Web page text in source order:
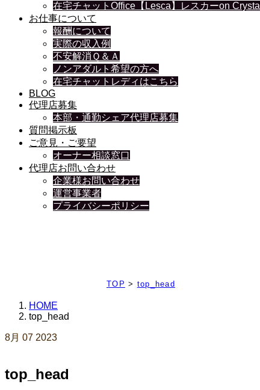
在宅チャットOffice【Lesca】レスカーon Crystal
お仕事について
報酬について
実際の収入例
不安解消Ｑ＆Ａ
ノンアダルト希望の方へ
在宅チャットレディはこちら
BLOG
代理店募集
本部・通勤シェア代理店募集
質問掲示板
ご意見・ご要望
オーナー相談窓口
代理店お問い合わせ
企業様お問い合わせ
運営事業者
プライバシーポリシー
TOP > top_head
HOME
top_head
8月 07 2023
top_head